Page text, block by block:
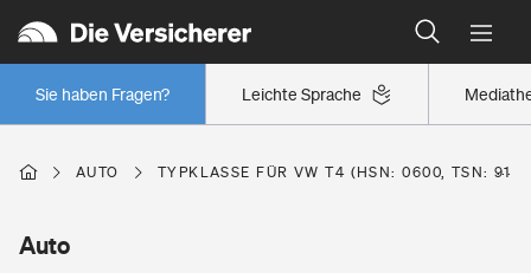
Leichte Sprache
Sie haben Fragen?
Wer versichert was: Jetzt Versicherer finden
Regionalklassen: So ist Ihre Region eingestuft
Wer versichert was: Jetzt Versicherer finden
AUTO TYPKLASSE FÜR VW T4 (HSN: 0600, TSN: 918)
Auto